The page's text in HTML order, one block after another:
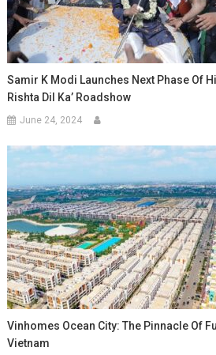
Samir K Modi Launches Next Phase Of
Rishta Dil Ka’ Roadshow
June 24, 2024
Vinhomes Ocean City: The Pinnacle Of
Vietnam